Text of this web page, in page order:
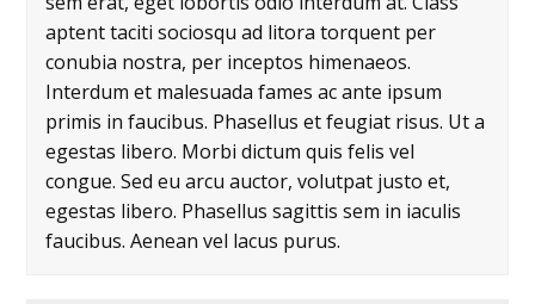
aptent taciti sociosqu ad litora torquent per
conubia nostra, per inceptos himenaeos.
Interdum et malesuada fames ac ante ipsum
primis in faucibus. Phasellus et feugiat risus. Ut a
egestas libero. Morbi dictum quis felis vel
congue. Sed eu arcu auctor, volutpat justo et,
egestas libero. Phasellus sagittis sem in iaculis
faucibus. Aenean vel lacus purus.